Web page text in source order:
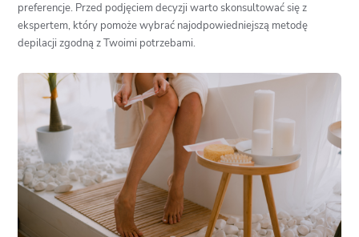
preferencje. Przed podjęciem decyzji warto skonsultować się z
ekspertem, który pomoże wybrać najodpowiedniejszą metodę
depilacji zgodną z Twoimi potrzebami.